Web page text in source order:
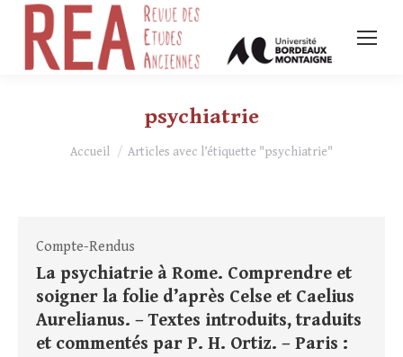
psychiatrie
Vous êtes ici :
Accueil Articles avec l’étiquette "psychiatrie"
Compte-Rendus
La psychiatrie à Rome. Comprendre et
soigner la folie d’après Celse et Caelius
Aurelianus. – Textes introduits, traduits
et commentés par P. H. Ortiz. – Paris :